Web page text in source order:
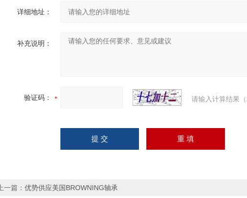
详细地址：
补充说明：
验证码： 请输入计算结果
上一篇： 优势供应美国BROWNING轴承